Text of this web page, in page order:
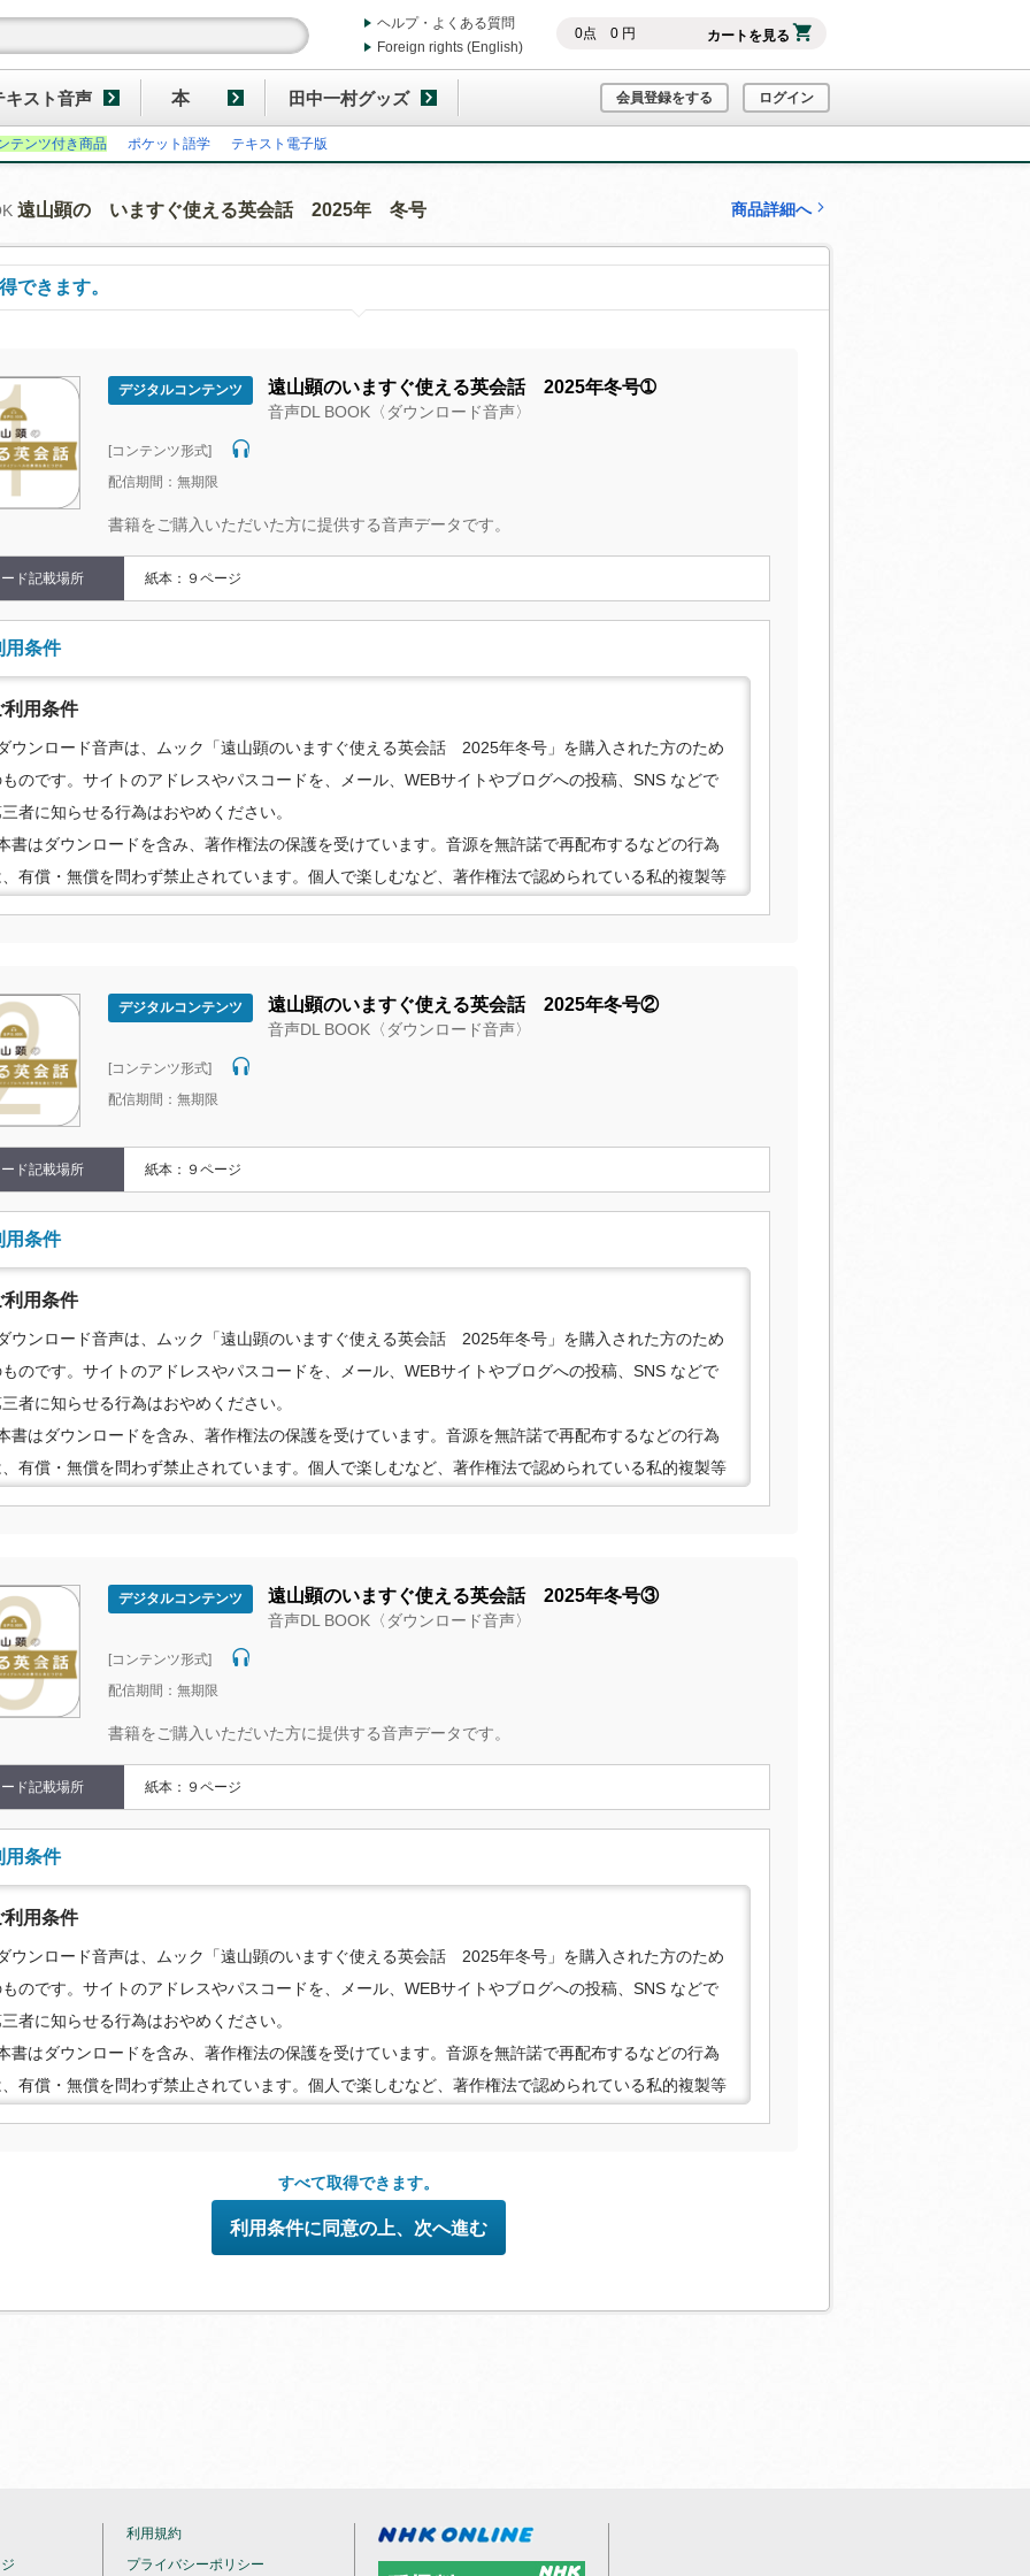
0点 0円 カートを見る
ヘルプ・よくある質問
Foreign rights (English)
キスト音声 本 田中一村グッズ 会員登録をする ログイン
テンツ付き商品 ポケット語学 テキスト電子版
遠山顕の いますぐ使える英会話 2025年 冬号 商品詳細へ
できます。
デジタルコンテンツ 遠山顕のいますぐ使える英会話 2025年冬号➀
音声DL BOOK〈ダウンロード音声〉
[コンテンツ形式]
配信期間：無期限
書籍をご購入いただいた方に提供する音声データです。
ド記載場所 紙本：９ページ
用条件
利用条件
ウンロード音声は、ムック「遠山顕のいますぐ使える英会話 2025年冬号」を購入された方のため
のです。サイトのアドレスやパスコードを、メール、WEBサイトやブログへの投稿、SNS などで
者に知らせる行為はおやめください。
書はダウンロードを含み、著作権法の保護を受けています。音源を無許諾で再配布するなどの行為
有償・無償を問わず禁止されています。個人で楽しむなど、著作権法で認められている私的複製等
デジタルコンテンツ 遠山顕のいますぐ使える英会話 2025年冬号②
音声DL BOOK〈ダウンロード音声〉
[コンテンツ形式]
配信期間：無期限
ド記載場所 紙本：９ページ
用条件
利用条件
ウンロード音声は、ムック「遠山顕のいますぐ使える英会話 2025年冬号」を購入された方のため
のです。サイトのアドレスやパスコードを、メール、WEBサイトやブログへの投稿、SNS などで
者に知らせる行為はおやめください。
書はダウンロードを含み、著作権法の保護を受けています。音源を無許諾で再配布するなどの行為
有償・無償を問わず禁止されています。個人で楽しむなど、著作権法で認められている私的複製等
デジタルコンテンツ 遠山顕のいますぐ使える英会話 2025年冬号③
音声DL BOOK〈ダウンロード音声〉
[コンテンツ形式]
配信期間：無期限
書籍をご購入いただいた方に提供する音声データです。
ド記載場所 紙本：９ページ
用条件
利用条件
ウンロード音声は、ムック「遠山顕のいますぐ使える英会話 2025年冬号」を購入された方のため
のです。サイトのアドレスやパスコードを、メール、WEBサイトやブログへの投稿、SNS などで
者に知らせる行為はおやめください。
書はダウンロードを含み、著作権法の保護を受けています。音源を無許諾で再配布するなどの行為
有償・無償を問わず禁止されています。個人で楽しむなど、著作権法で認められている私的複製等
すべて取得できます。
利用条件に同意の上、次へ進む
利用規約
プライバシーポリシー